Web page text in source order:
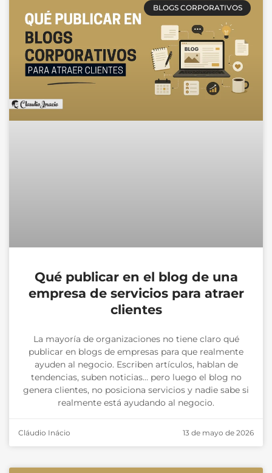
BLOGS CORPORATIVOS
Qué publicar en el blog de una
empresa de servicios para atraer
clientes
La mayoría de organizaciones no tiene claro qué
publicar en blogs de empresas para que realmente
ayuden al negocio. Escriben artículos, hablan de
tendencias, suben noticias… pero luego el blog no
genera clientes, no posiciona servicios y nadie sabe si
realmente está ayudando al negocio.
Cláudio Inácio 13 de mayo de 2026